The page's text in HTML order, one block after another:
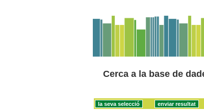
Cerca a la base de